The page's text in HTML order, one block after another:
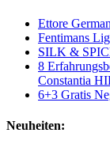
Ettore
Fentimans
SILK &
8
Constantia
6+3 Gratis
Neuheiten: